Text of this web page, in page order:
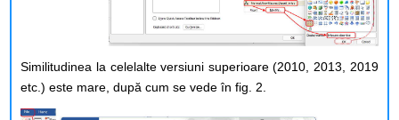
Similitudinea la celelalte versiuni superioare (2010, 2013, 2019
etc.) este mare, după cum se vede în fig. 2.